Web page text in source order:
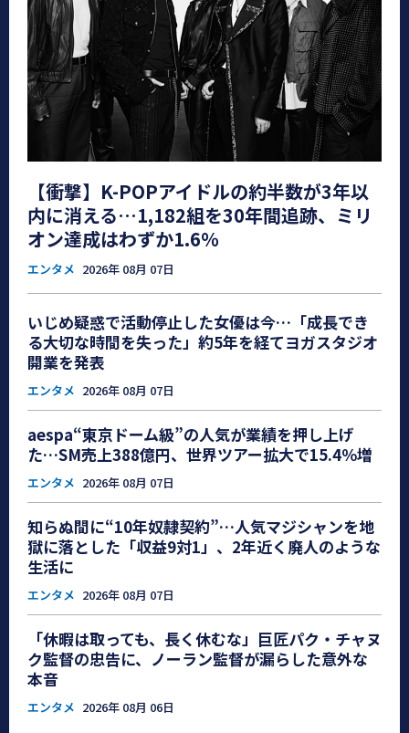
【衝撃】K-POPアイドルの約半数が3年以
内に消える…1,182組を30年間追跡、ミリ
オン達成はわずか1.6％
エンタメ 2026年 08月 07日
いじめ疑惑で活動停止した女優は今…「成長でき
る大切な時間を失った」約5年を経てヨガスタジオ
開業を発表
エンタメ 2026年 08月 07日
aespa“東京ドーム級”の人気が業績を押し上げ
た…SM売上388億円、世界ツアー拡大で15.4％増
エンタメ 2026年 08月 07日
知らぬ間に“10年奴隷契約”…人気マジシャンを地
獄に落とした「収益9対1」、2年近く廃人のような
生活に
エンタメ 2026年 08月 07日
「休暇は取っても、長く休むな」巨匠パク・チャヌ
ク監督の忠告に、ノーラン監督が漏らした意外な
本音
エンタメ 2026年 08月 06日